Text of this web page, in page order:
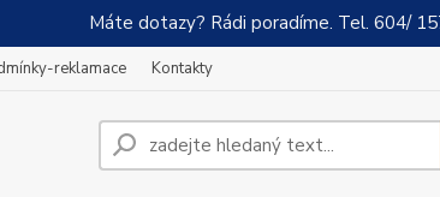
Máte dotazy? Rádi poradíme. Tel. 604/
reklamace Kontakty